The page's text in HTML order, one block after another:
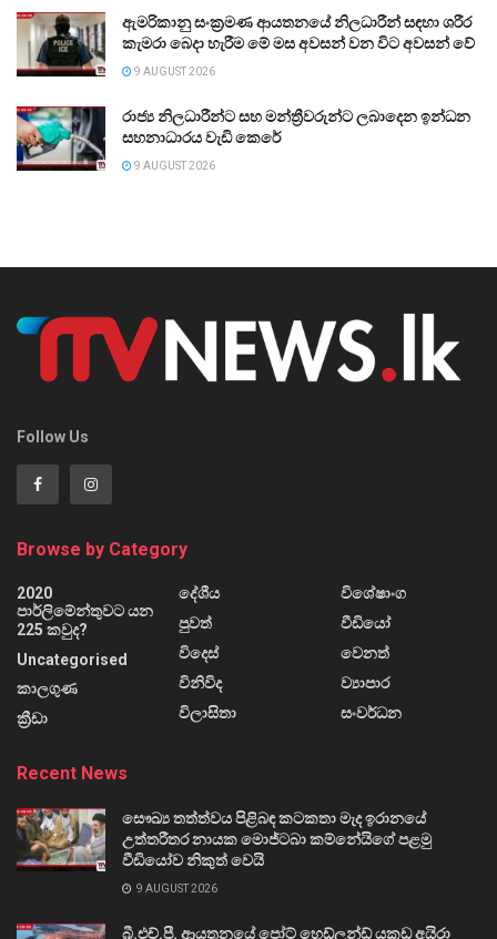
ඇමරිකානු සංක්‍රමණ ආයතනයේ නිලධාරීන් සඳහා ශරීර
කැමරා බෙදා හැරීම මේ මස අවසන් වන විට අවසන් වේ
9 AUGUST 2026
රාජ්‍ය නිලධාරීන්ට සහ මන්ත්‍රීවරුන්ට ලබාදෙන ඉන්ධන
සහනාධාරය වැඩි කෙරේ
9 AUGUST 2026
Follow Us
Browse by Category
2020
පාර්ලිමේන්තුවට යන
225 කවුද?
Uncategorised
කාලගුණ
ක්‍රීඩා
දේශීය
පුවත්
විදෙස්
විනිවිද
විලාසිතා
විශේෂාංග
වීඩියෝ
වෙනත්
ව්‍යාපාර
සංවර්ධන
Recent News
සෞඛ්‍ය තත්ත්වය පිළිබඳ කටකතා මැද ඉරානයේ
උත්තරීතර නායක මොජ්ටබා කම්නේයිගේ පළමු
වීඩියෝව නිකුත් වෙයි
9 AUGUST 2026
බී.එච්.පී. ආයතනයේ පෝට් හෙඩ්ලන්ඩ් යකඩ අයිරා